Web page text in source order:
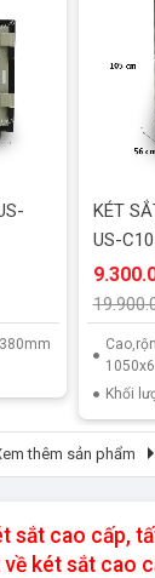
KÉT
US-
Khối
thêm sản phẩm
sắt cao cấp,
về két sắt cao